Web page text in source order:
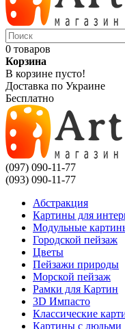
0 товаров
Корзина
В корзине пусто!
Доставка по Украине
Бесплатно
(097) 090-11-77
(093) 090-11-77
Абстракция
Картины для
Модульные
Городской пейзаж
Цветы
Пейзажи природы
Морской пейзаж
Рамки для Картин
3D Импасто
Классические
Картины с людьми